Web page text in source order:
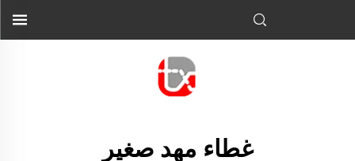
غطاء مهد صغير